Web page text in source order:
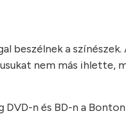
beszélnek a
nem más ihlette,
n és BD-n a